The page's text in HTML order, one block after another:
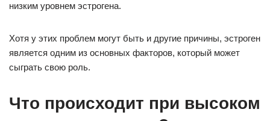
низким уровнем эстрогена.
Хотя у этих проблем могут быть и другие причины, эстроген
является одним из основных факторов, который может
сыграть свою роль.
Что происходит при высоком